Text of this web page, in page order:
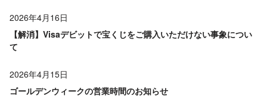
2026年4月16日
【解消】Visaデビットで宝くじをご購入いただけない事象につい
て
2026年4月15日
ゴールデンウィークの営業時間のお知らせ